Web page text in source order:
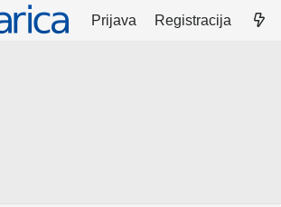
Prijava Registracija